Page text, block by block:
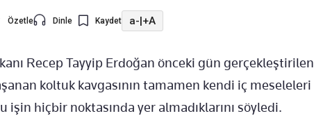
Özetle Dinle Kaydet a-|+A
Recep Tayyip Erdoğan önceki gün gerçekleştirilen
koltuk kavgasının tamamen kendi iç meseleleri
hiçbir noktasında yer almadıklarını söyledi.